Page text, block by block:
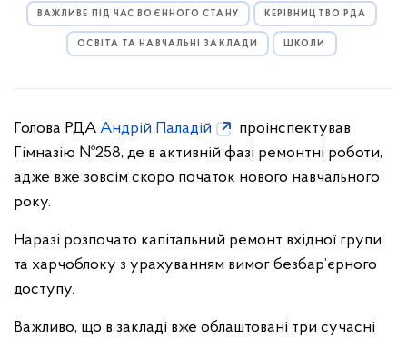
ВАЖЛИВЕ ПІД ЧАС ВОЄННОГО СТАНУ КЕРІВНИЦТВО РДА
ОСВІТА ТА НАВЧАЛЬНІ ЗАКЛАДИ ШКОЛИ
Голова РДА Андрій Паладій
проінспектував
Гімназію №258, де в активній фазі ремонтні роботи,
адже вже зовсім скоро початок нового навчального
року.
Наразі розпочато капітальний ремонт вхідної групи
та харчоблоку з урахуванням вимог безбар’єрного
доступу.
Важливо, що в закладі вже облаштовані три сучасні